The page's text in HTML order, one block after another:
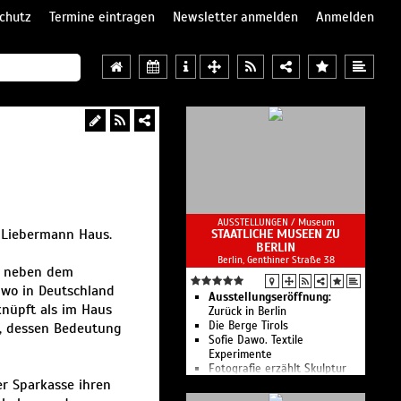
Termine eintragen Newsletter anmelden
Anmelden
Haus.
dem
in Deutschland
als im Haus
Bedeutung
Sparkasse ihren
AUSSTELLUNGEN / Museum
STAATLICHE MUSEEN ZU
BERLIN
Berlin, Genthiner Straße 38
Ausstellungseröffnung:
Zurück in Berlin
Die Berge Tirols
Sofie Dawo. Textile
Experimente
Fotografie erzählt Skulptur
Tischkultur der Zukunft